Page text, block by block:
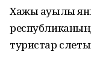
Хажы ауылы
туристар